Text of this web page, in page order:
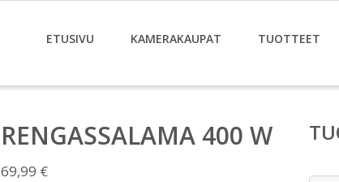
ETUSIVU KAMERAKAUPAT TUOTTEET
RENGASSALAMA 400 W
69,99 €